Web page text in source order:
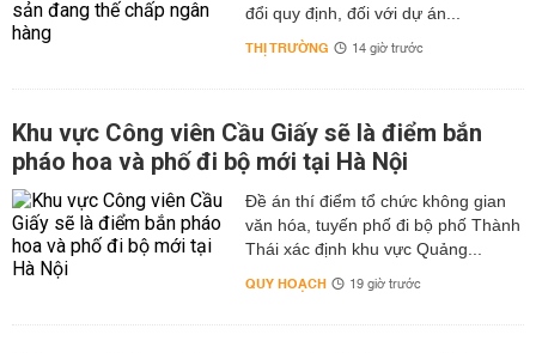
đổi quy định, đối với dự án...
THỊ TRƯỜNG 14 giờ trước
Khu vực Công viên Cầu Giấy sẽ là điểm bắn
pháo hoa và phố đi bộ mới tại Hà Nội
Đề án thí điểm tổ chức không gian
văn hóa, tuyến phố đi bộ phố Thành
Thái xác định khu vực Quảng...
QUY HOẠCH 19 giờ trước